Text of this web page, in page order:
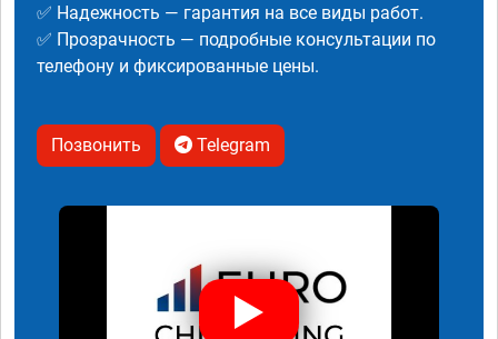
✅ Надежность — гарантия на все виды работ.
✅ Прозрачность — подробные консультации по
телефону и фиксированные цены.
Позвонить Telegram